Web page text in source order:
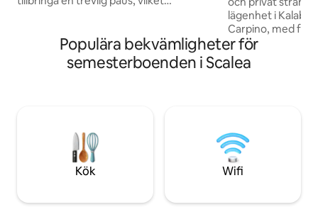
gröna Basilicata-regionen och dess
utbud av landskap från havskusten till
den antika skogen i Pollino nationalpark.
lägenhet i
Carpino, med
Tyrrenska havet.
från en privat
den 2 sovrum,
längre vistelser,
av eller arbetar
miljö.
Populära bekvämligheter för
semesterboenden i Scalea
Kök Wifi